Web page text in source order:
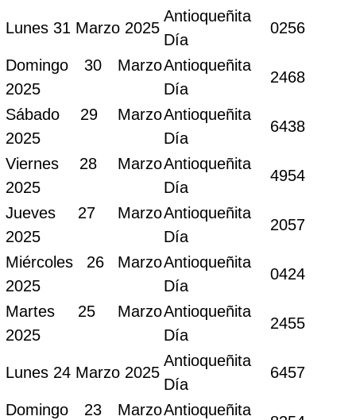
Lunes 31 Marzo 2025
Antioqueñita
Día
0256
Domingo 30 Marzo
2025
Antioqueñita
Día
2468
Sábado 29 Marzo
2025
Antioqueñita
Día
6438
Viernes 28 Marzo
2025
Antioqueñita
Día
4954
Jueves 27 Marzo
2025
Antioqueñita
Día
2057
Miércoles 26 Marzo
2025
Antioqueñita
Día
0424
Martes 25 Marzo
2025
Antioqueñita
Día
2455
Lunes 24 Marzo 2025
Antioqueñita
Día
6457
Domingo 23 MarzoAntioqueñita